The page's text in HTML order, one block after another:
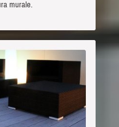
murale.